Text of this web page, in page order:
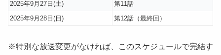
2025年9月27日(土)
第11話
2025年9月28日(日)
第12話（最終回）
※特別な放送変更がなければ、このスケジュールで完結す